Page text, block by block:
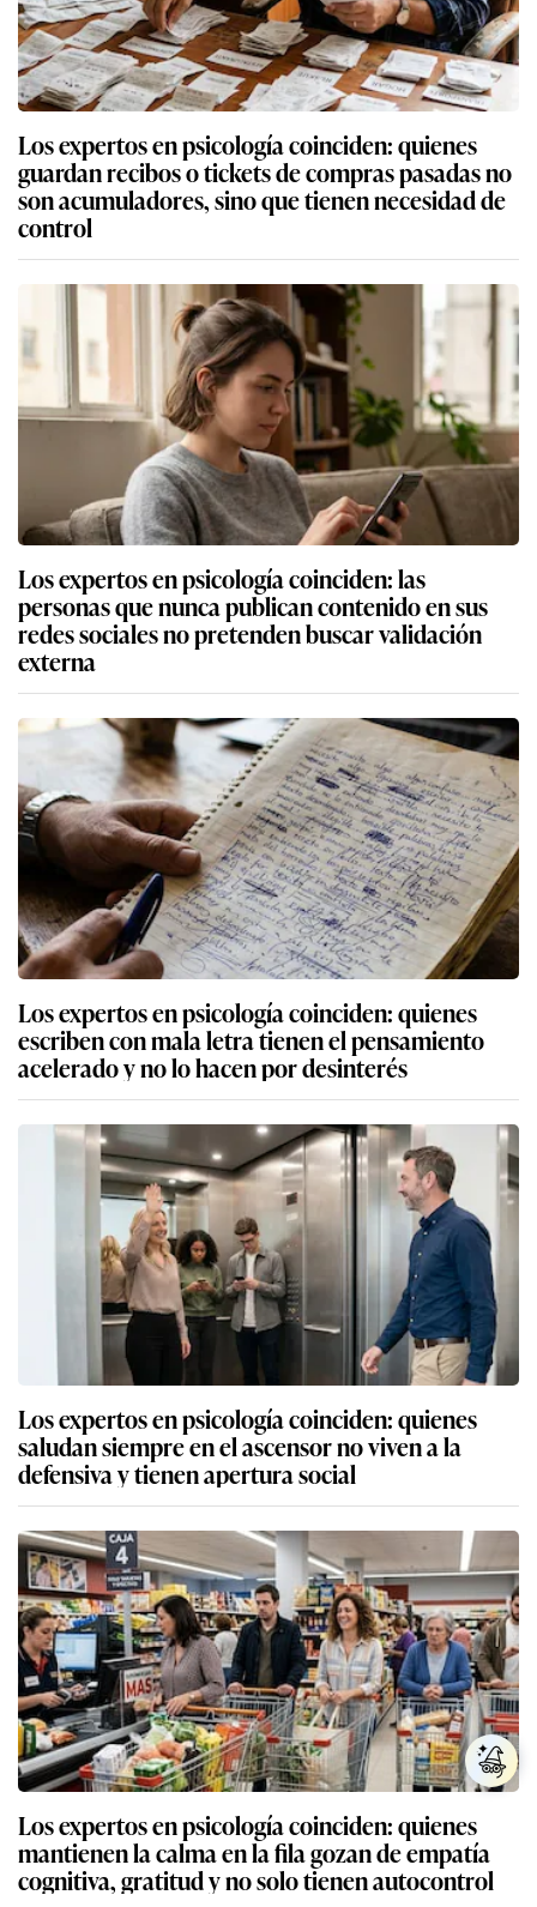
Los expertos en psicología coinciden: quienes
guardan recibos o tickets de compras pasadas no
son acumuladores, sino que tienen necesidad de
control
Los expertos en psicología coinciden: las
personas que nunca publican contenido en sus
redes sociales no pretenden buscar validación
externa
Los expertos en psicología coinciden: quienes
escriben con mala letra tienen el pensamiento
acelerado y no lo hacen por desinterés
Los expertos en psicología coinciden: quienes
saludan siempre en el ascensor no viven a la
defensiva y tienen apertura social
Los expertos en psicología coinciden: quienes
mantienen la calma en la fila gozan de empatía
cognitiva, gratitud y no solo tienen autocontrol